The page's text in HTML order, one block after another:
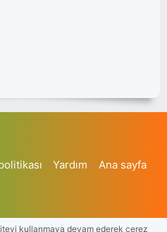
Yardım Ana sayfa
kullanmaya devam ederek çerez